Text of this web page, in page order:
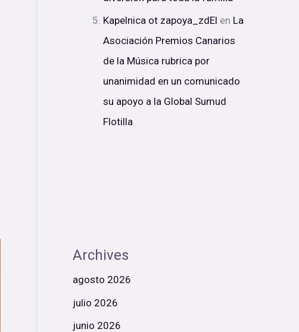
Kapelnica ot zapoya_zdEl en La
Asociación Premios Canarios
de la Música rubrica por
unanimidad en un comunicado
su apoyo a la Global Sumud
Flotilla
Archives
agosto 2026
julio 2026
junio 2026